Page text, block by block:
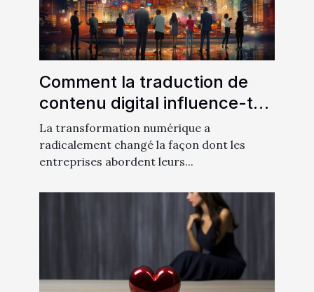
Comment la traduction de
contenu digital influence-t-
elle la stratégie de marketing
?
La transformation numérique a
radicalement changé la façon dont les
entreprises abordent leurs...